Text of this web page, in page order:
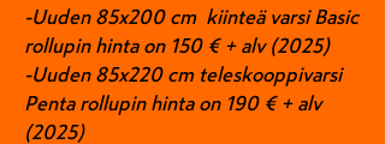
-Uuden 85x200 cm kiinteä varsi Basic
rollupin hinta on 150 € + alv (2025)
-Uuden 85x220 cm teleskooppivarsi
Penta rollupin hinta on 190 € + alv
(2025)